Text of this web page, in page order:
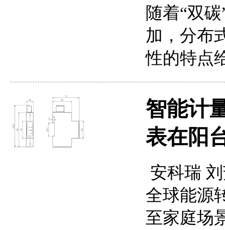
随着“双
加，分布
性的特
智能计
表在阳
安科瑞
全球能源
至家庭场